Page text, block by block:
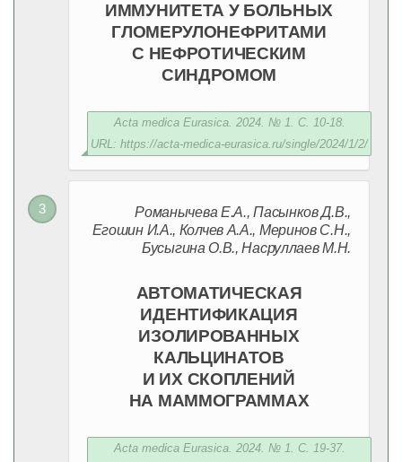
ИММУНИТЕТА У БОЛЬНЫХ
ГЛОМЕРУЛОНЕФРИТАМИ
С НЕФРОТИЧЕСКИМ
СИНДРОМОМ
Acta medica Eurasica. 2024. № 1. С. 10-18.
URL: https://acta-medica-eurasica.ru/single/2024/1/2/
Романычева Е.А., Пасынков Д.В.,
Егошин И.А., Колчев А.А., Меринов С.Н.,
Бусыгина О.В., Насруллаев М.Н.
АВТОМАТИЧЕСКАЯ
ИДЕНТИФИКАЦИЯ
ИЗОЛИРОВАННЫХ
КАЛЬЦИНАТОВ
И ИХ СКОПЛЕНИЙ
НА МАММОГРАММАХ
Acta medica Eurasica. 2024. № 1. С. 19-37.